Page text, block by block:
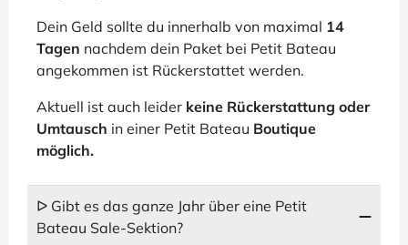
Dein Geld sollte du innerhalb von maximal 14
Tagen nachdem dein Paket bei Petit Bateau
angekommen ist Rückerstattet werden.
Aktuell ist auch leider keine Rückerstattung oder
Umtausch in einer Petit Bateau Boutique
möglich.
ᐅ Gibt es das ganze Jahr über eine Petit
Bateau Sale-Sektion?